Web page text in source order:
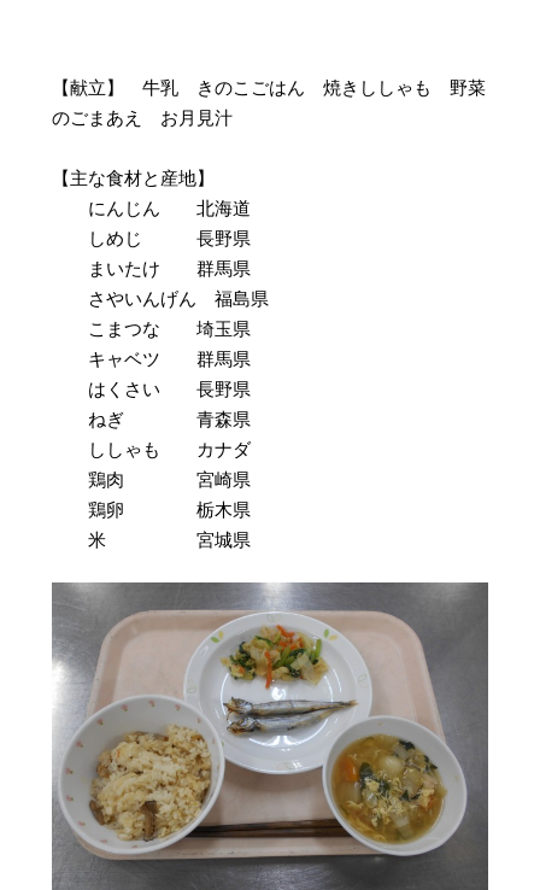
【献立】 牛乳 きのこごはん 焼きししゃも 野菜
のごまあえ お月見汁
【主な食材と産地】
にんじん 北海道
しめじ 長野県
まいたけ 群馬県
さやいんげん 福島県
こまつな 埼玉県
キャベツ 群馬県
はくさい 長野県
ねぎ 青森県
ししゃも カナダ
鶏肉 宮崎県
鶏卵 栃木県
米 宮城県